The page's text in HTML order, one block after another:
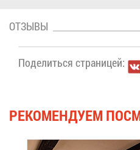
ОТ­ЗЫ­ВЫ
По­де­лить­ся стра­ни­цей:
РЕ­КО­МЕН­ДУ­ЕМ